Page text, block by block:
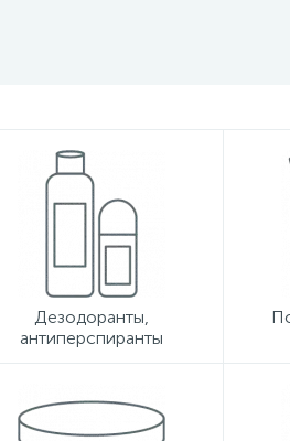
Дезодоранты,
антиперспиранты